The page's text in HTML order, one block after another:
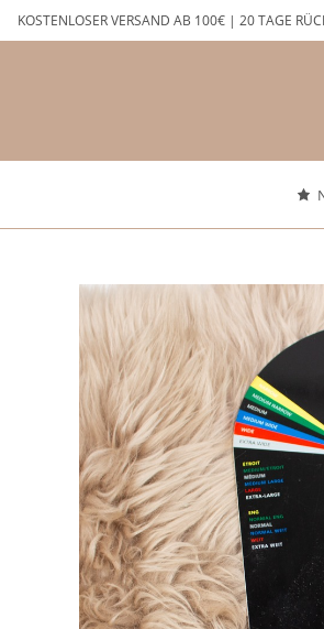
Zum
Inhalt
KOSTENLOSER VERSAND AB 100€ | 20 TAGE